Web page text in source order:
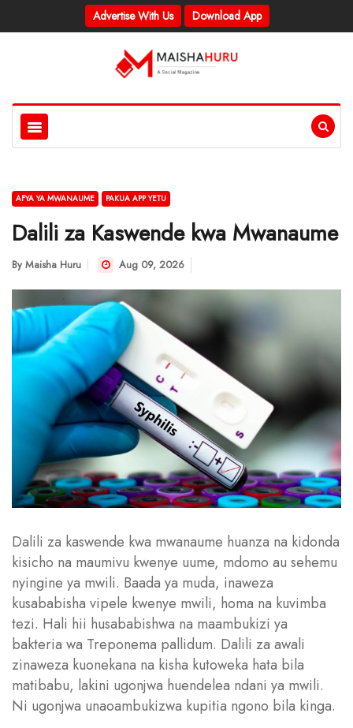
Advertise With Us Download App
AFYA YA MWANAUME PAKUA APP YETU
Dalili za Kaswende kwa Mwanaume
By Maisha Huru Aug 09, 2026
Dalili za kaswende kwa mwanaume huanza na kidonda
kisicho na maumivu kwenye uume, mdomo au sehemu
nyingine ya mwili. Baada ya muda, inaweza
kusababisha vipele kwenye mwili, homa na kuvimba
tezi. Hali hii husababishwa na maambukizi ya
bakteria wa Treponema pallidum. Dalili za awali
zinaweza kuonekana na kisha kutoweka hata bila
matibabu, lakini ugonjwa huendelea ndani ya mwili.
Ni ugonjwa unaoambukizwa kupitia ngono bila kinga.